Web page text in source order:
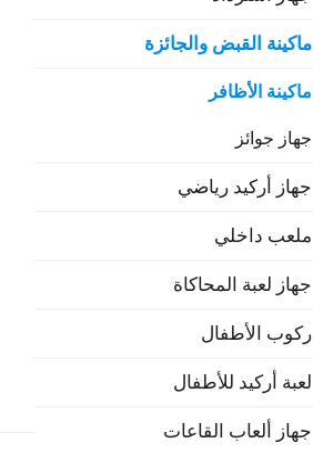
ماكينة القبض والجائزة
ماكينة الأظافر
جهاز جوائز
جهاز أركيد رياضي
ملعب داخلي
جهاز لعبة المحاكاة
ركوب الأطفال
لعبة أركيد للأطفال
جهاز ألعاب القاعات